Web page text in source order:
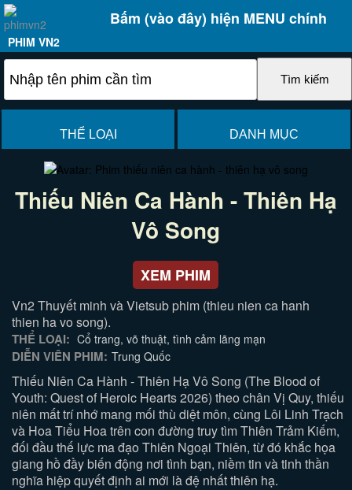
Bấm (vào đây) hiện MENU chính
PHIM VN2
THỂ LOẠI DANH MỤC
Thiếu Niên Ca Hành - Thiên Hạ
Vô Song
XEM PHIM
Vn2 Thuyết minh và Vietsub phim (thieu nien ca hanh
thien ha vo song).
THỂ LOẠI: Cổ trang, võ thuật, tình cảm lãng mạn
DIỄN VIÊN PHIM: Trung Quốc
Thiếu Niên Ca Hành - Thiên Hạ Vô Song (The Blood of
Youth: Quest of Heroic Hearts 2026) theo chân Vị Quy, thiếu
niên mất trí nhớ mang mối thù diệt môn, cùng Lôi Linh Trạch
và Hoa Tiểu Hoa trên con đường truy tìm Thiên Trảm Kiếm,
đối đầu thế lực ma đạo Thiên Ngoại Thiên, từ đó khắc họa
giang hồ đầy biến động nơi tình bạn, niềm tin và tinh thần
nghĩa hiệp quyết định ai mới là đệ nhất thiên hạ.